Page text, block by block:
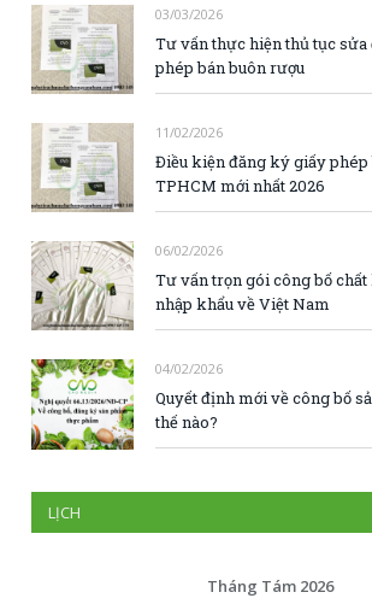
03/03/2026
Tư vấn thực hiện thủ tục sửa
phép bán buôn rượu
11/02/2026
Điều kiện đăng ký giấy phép
TPHCM mới nhất 2026
06/02/2026
Tư vấn trọn gói công bố
nhập khẩu về Việt Nam
04/02/2026
Quyết định mới về công bố
thế nào?
LỊCH
Tháng Tám 2026